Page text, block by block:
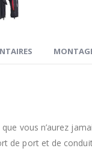
vous n’aurez
de port et de